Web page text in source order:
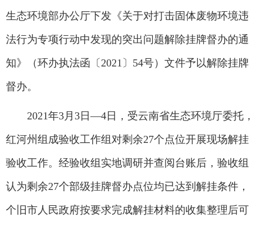
生态环境部办公厅下发《关于对打击固体废物环境违
法行为专项行动中发现的突出问题解除挂牌督办的通
知》（环办执法函〔2021〕54号）文件予以解除挂牌
督办。
2021年3月3日—4日，受云南省生态环境厅委托，
红河州组成验收工作组对剩余27个点位开展现场解挂
验收工作。经验收组实地调研并查阅台账后，验收组
认为剩余27个部级挂牌督办点位均已达到解挂条件，
个旧市人民政府按要求完成解挂材料的收集整理后可